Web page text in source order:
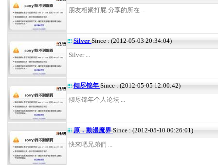
朋友相聚打屁.分享的所在 ...
Silver Since : (2012-05-03 20:34:04)
Silver ...
倾尽锦年 Since : (2012-05-05 12:00:42)
倾尽锦年个人论坛 ...
原．動漫魔界Since : (2012-05-10 00:26:01)
快來吧兄弟們 ...